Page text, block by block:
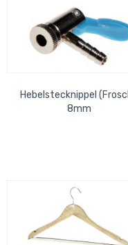
Hebelstecknippel
8mm